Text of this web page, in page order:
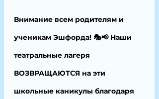
Внимание всем родителям и
ученикам Эшфорда! 🎭📢 Наши
театральные лагеря
ВОЗВРАЩАЮТСЯ на эти
школьные каникулы благодаря